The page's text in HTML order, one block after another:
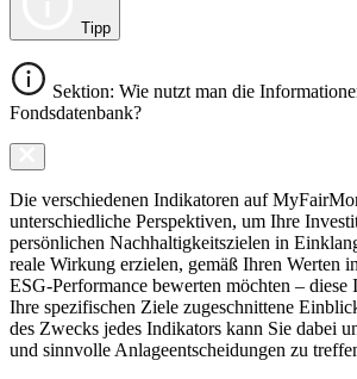
Tipp
Sektion: Wie nutzt man die
Fondsdatenbank?
Die verschiedenen Indikatoren auf
unterschiedliche Perspektiven, um Ihre
persönlichen Nachhaltigkeitszielen in
reale Wirkung erzielen, gemäß Ihren Werten
ESG-Performance bewerten möchten – diese
Ihre spezifischen Ziele zugeschnittene
des Zwecks jedes Indikators kann Sie dabei
und sinnvolle Anlageentscheidungen zu